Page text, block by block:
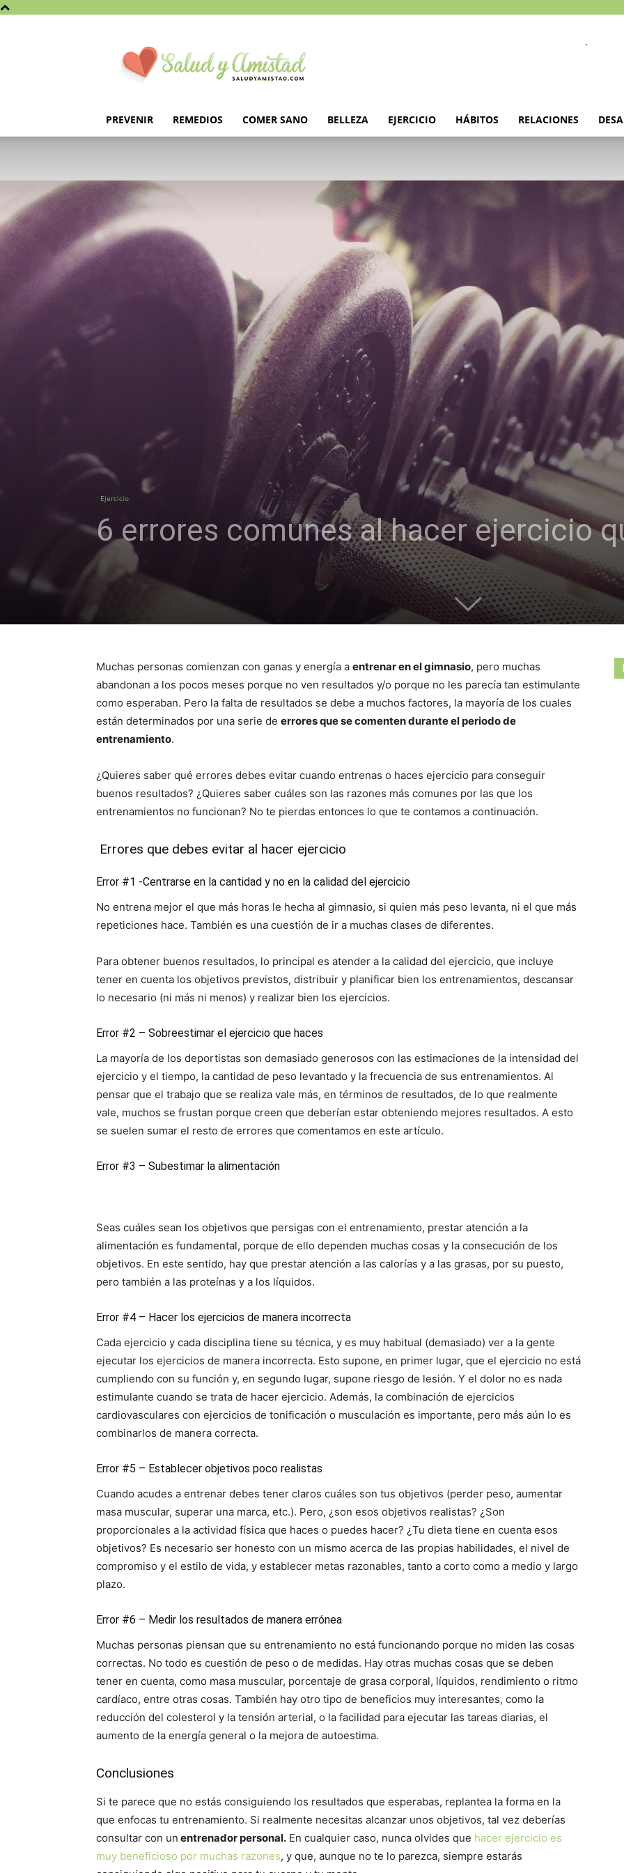
.
PREVENIR REMEDIOS COMER SANO BELLEZA EJERCICIO HÁBITOS RELACIONES
Ejercicio
6 errores comunes al hacer ejercicio
Muchas personas comienzan con ganas y energía a entrenar en el gimnasio, pero muchas
abandonan a los pocos meses porque no ven resultados y/o porque no les parecía tan estimulante
como esperaban. Pero la falta de resultados se debe a muchos factores, la mayoría de los cuales
están determinados por una serie de errores que se comenten durante el periodo de
entrenamiento.
¿Quieres saber qué errores debes evitar cuando entrenas o haces ejercicio para conseguir
buenos resultados? ¿Quieres saber cuáles son las razones más comunes por las que los
entrenamientos no funcionan? No te pierdas entonces lo que te contamos a continuación.
Errores que debes evitar al hacer ejercicio
Error #1 -Centrarse en la cantidad y no en la calidad del ejercicio
No entrena mejor el que más horas le hecha al gimnasio, si quien más peso levanta, ni el que más
repeticiones hace. También es una cuestión de ir a muchas clases de diferentes.
Para obtener buenos resultados, lo principal es atender a la calidad del ejercicio, que incluye
tener en cuenta los objetivos previstos, distribuir y planificar bien los entrenamientos, descansar
lo necesario (ni más ni menos) y realizar bien los ejercicios.
Error #2 – Sobreestimar el ejercicio que haces
La mayoría de los deportistas son demasiado generosos con las estimaciones de la intensidad del
ejercicio y el tiempo, la cantidad de peso levantado y la frecuencia de sus entrenamientos. Al
pensar que el trabajo que se realiza vale más, en términos de resultados, de lo que realmente
vale, muchos se frustan porque creen que deberían estar obteniendo mejores resultados. A esto
se suelen sumar el resto de errores que comentamos en este artículo.
Error #3 – Subestimar la alimentación
Seas cuáles sean los objetivos que persigas con el entrenamiento, prestar atención a la
alimentación es fundamental, porque de ello dependen muchas cosas y la consecución de los
objetivos. En este sentido, hay que prestar atención a las calorías y a las grasas, por su puesto,
pero también a las proteínas y a los líquidos.
Error #4 – Hacer los ejercicios de manera incorrecta
Cada ejercicio y cada disciplina tiene su técnica, y es muy habitual (demasiado) ver a la gente
ejecutar los ejercicios de manera incorrecta. Esto supone, en primer lugar, que el ejercicio no está
cumpliendo con su función y, en segundo lugar, supone riesgo de lesión. Y el dolor no es nada
estimulante cuando se trata de hacer ejercicio. Además, la combinación de ejercicios
cardiovasculares con ejercicios de tonificación o musculación es importante, pero más aún lo es
combinarlos de manera correcta.
Error #5 – Establecer objetivos poco realistas
Cuando acudes a entrenar debes tener claros cuáles son tus objetivos (perder peso, aumentar
masa muscular, superar una marca, etc.). Pero, ¿son esos objetivos realistas? ¿Son
proporcionales a la actividad física que haces o puedes hacer? ¿Tu dieta tiene en cuenta esos
objetivos? Es necesario ser honesto con un mismo acerca de las propias habilidades, el nivel de
compromiso y el estilo de vida, y establecer metas razonables, tanto a corto como a medio y largo
plazo.
Error #6 – Medir los resultados de manera errónea
Muchas personas piensan que su entrenamiento no está funcionando porque no miden las cosas
correctas. No todo es cuestión de peso o de medidas. Hay otras muchas cosas que se deben
tener en cuenta, como masa muscular, porcentaje de grasa corporal, líquidos, rendimiento o ritmo
cardíaco, entre otras cosas. También hay otro tipo de beneficios muy interesantes, como la
reducción del colesterol y la tensión arterial, o la facilidad para ejecutar las tareas diarias, el
aumento de la energía general o la mejora de autoestima.
Conclusiones
Si te parece que no estás consiguiendo los resultados que esperabas, replantea la forma en la
que enfocas tu entrenamiento. Si realmente necesitas alcanzar unos objetivos, tal vez deberías
consultar con un entrenador personal. En cualquier caso, nunca olvides que hacer ejercicio es
muy beneficioso por muchas razones, y que, aunque no te lo parezca, siempre estarás